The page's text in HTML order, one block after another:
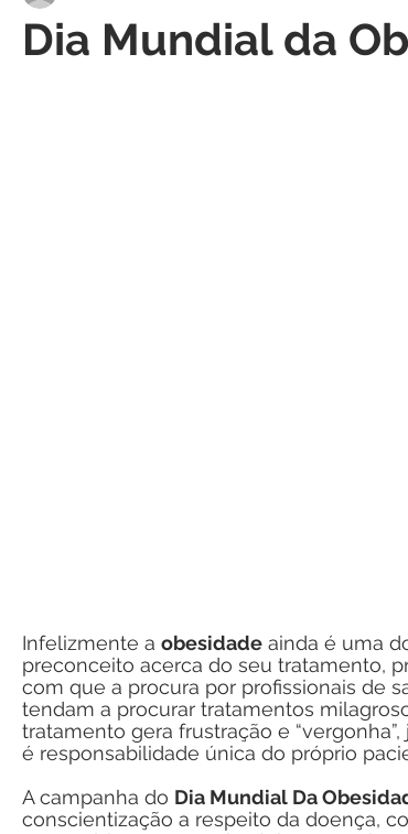
Dia Mundial da
Infelizmente a obesidade ainda é uma
preconceito acerca do seu tratamento,
com que a procura por profissionais de
tendam a procurar tratamentos
tratamento gera frustração e
é responsabilidade única do próprio
A campanha do Dia Mundial Da
conscientização a respeito da doença,